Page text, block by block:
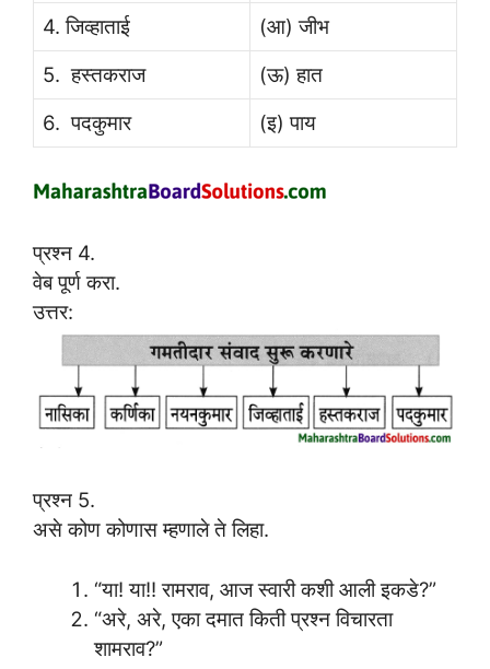
4. जिव्हाताई
(आ) जीभ
5. हस्तकराज
(ऊ) हात
6. पदकुमार
(इ) पाय
प्रश्न 4.
वेब पूर्ण करा.
उत्तर:
प्रश्न 5.
असे कोण कोणास म्हणाले ते लिहा.
“या! या!! रामराव, आज स्वारी कशी आली इकडे?”
“अरे, अरे, एका दमात किती प्रश्न विचारता
शामराव?”